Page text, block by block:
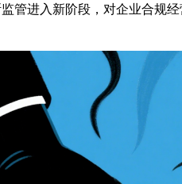
管进入新阶段，对企业合规经